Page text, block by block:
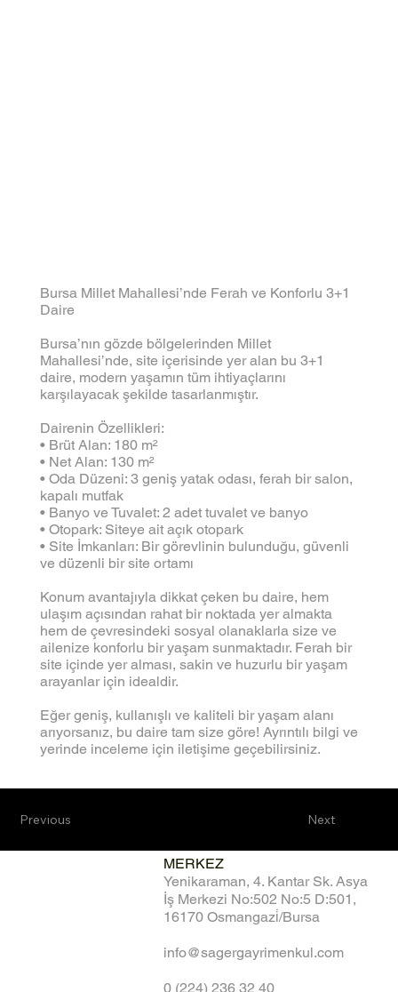
Bursa Millet Mahallesi’nde Ferah ve Konforlu 3+1
Daire
Bursa’nın gözde bölgelerinden Millet
Mahallesi’nde, site içerisinde yer alan bu 3+1
daire, modern yaşamın tüm ihtiyaçlarını
karşılayacak şekilde tasarlanmıştır.
Dairenin Özellikleri:
• Brüt Alan: 180 m²
• Net Alan: 130 m²
• Oda Düzeni: 3 geniş yatak odası, ferah bir salon,
kapalı mutfak
• Banyo ve Tuvalet: 2 adet tuvalet ve banyo
• Otopark: Siteye ait açık otopark
• Site İmkanları: Bir görevlinin bulunduğu, güvenli
ve düzenli bir site ortamı
Konum avantajıyla dikkat çeken bu daire, hem
ulaşım açısından rahat bir noktada yer almakta
hem de çevresindeki sosyal olanaklarla size ve
ailenize konforlu bir yaşam sunmaktadır. Ferah bir
site içinde yer alması, sakin ve huzurlu bir yaşam
arayanlar için idealdir.
Eğer geniş, kullanışlı ve kaliteli bir yaşam alanı
arıyorsanız, bu daire tam size göre! Ayrıntılı bilgi ve
yerinde inceleme için iletişime geçebilirsiniz.
Next
Previous
MERKEZ
Yenikaraman, 4. Kantar Sk. Asya
İş Merkezi No:502 No:5 D:501,
16170 Osmangazi̇/Bursa
info@sagergayrimenkul.com
0 (224) 236 32 40